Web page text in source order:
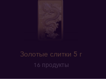
Золотые слитки 5 г
16 продукты